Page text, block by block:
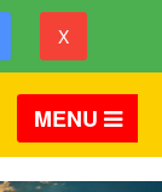
X
MENU